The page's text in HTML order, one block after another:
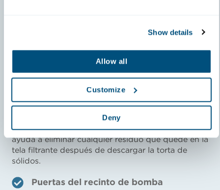
Show details
Allow all
Customize
Deny
para mejorar el llenado de la cámara.
Agitación de placas
Los filtros de prensa TIGER de Diefenbach
incorporan una etapa de agitación de placas que
ayuda a eliminar cualquier residuo que quede en la
tela filtrante después de descargar la torta de
sólidos.
Puertas del recinto de bomba